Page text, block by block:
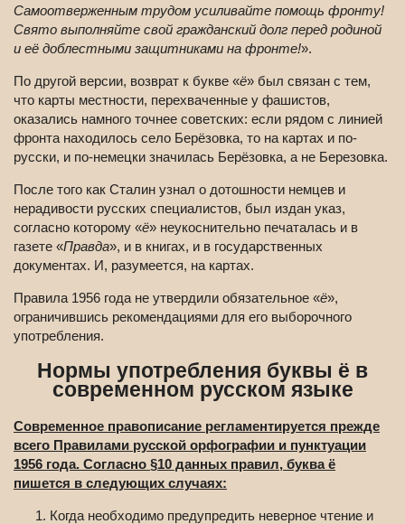
Самоотверженным трудом усиливайте помощь фронту!
Свято выполняйте свой гражданский долг перед родиной
и её доблестными защитниками на фронте!».
По другой версии, возврат к букве «ё» был связан с тем,
что карты местности, перехваченные у фашистов,
оказались намного точнее советских: если рядом с линией
фронта находилось село Берёзовка, то на картах и по-
русски, и по-немецки значилась Берёзовка, а не Березовка.
После того как Сталин узнал о дотошности немцев и
нерадивости русских специалистов, был издан указ,
согласно которому «ё» неукоснительно печаталась и в
газете «Правда», и в книгах, и в государственных
документах. И, разумеется, на картах.
Правила 1956 года не утвердили обязательное «ё»,
ограничившись рекомендациями для его выборочного
употребления.
Нормы употребления буквы ё в
современном русском языке
Современное правописание регламентируется прежде
всего Правилами русской орфографии и пунктуации
1956 года. Согласно §10 данных правил, буква ё
пишется в следующих случаях:
Когда необходимо предупредить неверное чтение и